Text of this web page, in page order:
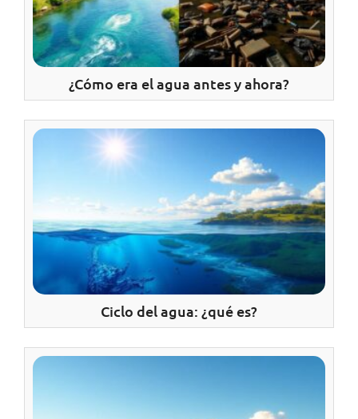
¿Cómo era el agua antes y ahora?
Ciclo del agua: ¿qué es?